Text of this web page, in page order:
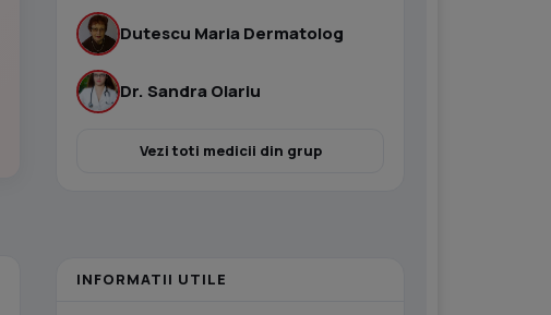
Dutescu Maria Dermatolog
Dr. Sandra Olariu
Vezi toti medicii din grup
INFORMATII UTILE